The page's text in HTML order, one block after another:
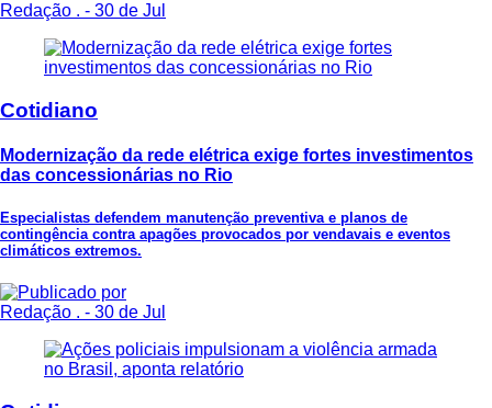
Redação . - 30 de Jul
Cotidiano
Modernização da rede elétrica exige fortes investimentos
das concessionárias no Rio
Especialistas defendem manutenção preventiva e planos de
contingência contra apagões provocados por vendavais e eventos
climáticos extremos.
Redação . - 30 de Jul